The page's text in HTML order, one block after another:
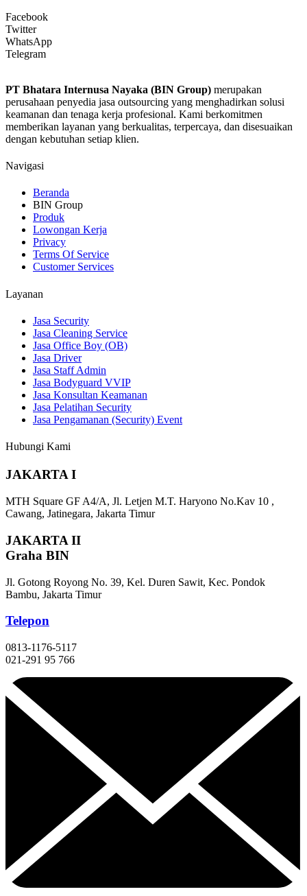
Facebook
Twitter
WhatsApp
Telegram
PT Bhatara Internusa Nayaka (BIN Group) merupakan
perusahaan penyedia jasa outsourcing yang menghadirkan solusi
keamanan dan tenaga kerja profesional. Kami berkomitmen
memberikan layanan yang berkualitas, terpercaya, dan disesuaikan
dengan kebutuhan setiap klien.
Navigasi
Beranda
BIN Group
Produk
Lowongan Kerja
Privacy
Terms Of Service
Customer Services
Layanan
Jasa Security
Jasa Cleaning Service
Jasa Office Boy (OB)
Jasa Driver
Jasa Staff Admin
Jasa Bodyguard VVIP
Jasa Konsultan Keamanan
Jasa Pelatihan Security
Jasa Pengamanan (Security) Event
Hubungi Kami
JAKARTA I
MTH Square GF A4/A, Jl. Letjen M.T. Haryono No.Kav 10 ,
Cawang, Jatinegara, Jakarta Timur
JAKARTA II
Graha BIN
Jl. Gotong Royong No. 39, Kel. Duren Sawit, Kec. Pondok
Bambu, Jakarta Timur
Telepon
0813-1176-5117
021-291 95 766